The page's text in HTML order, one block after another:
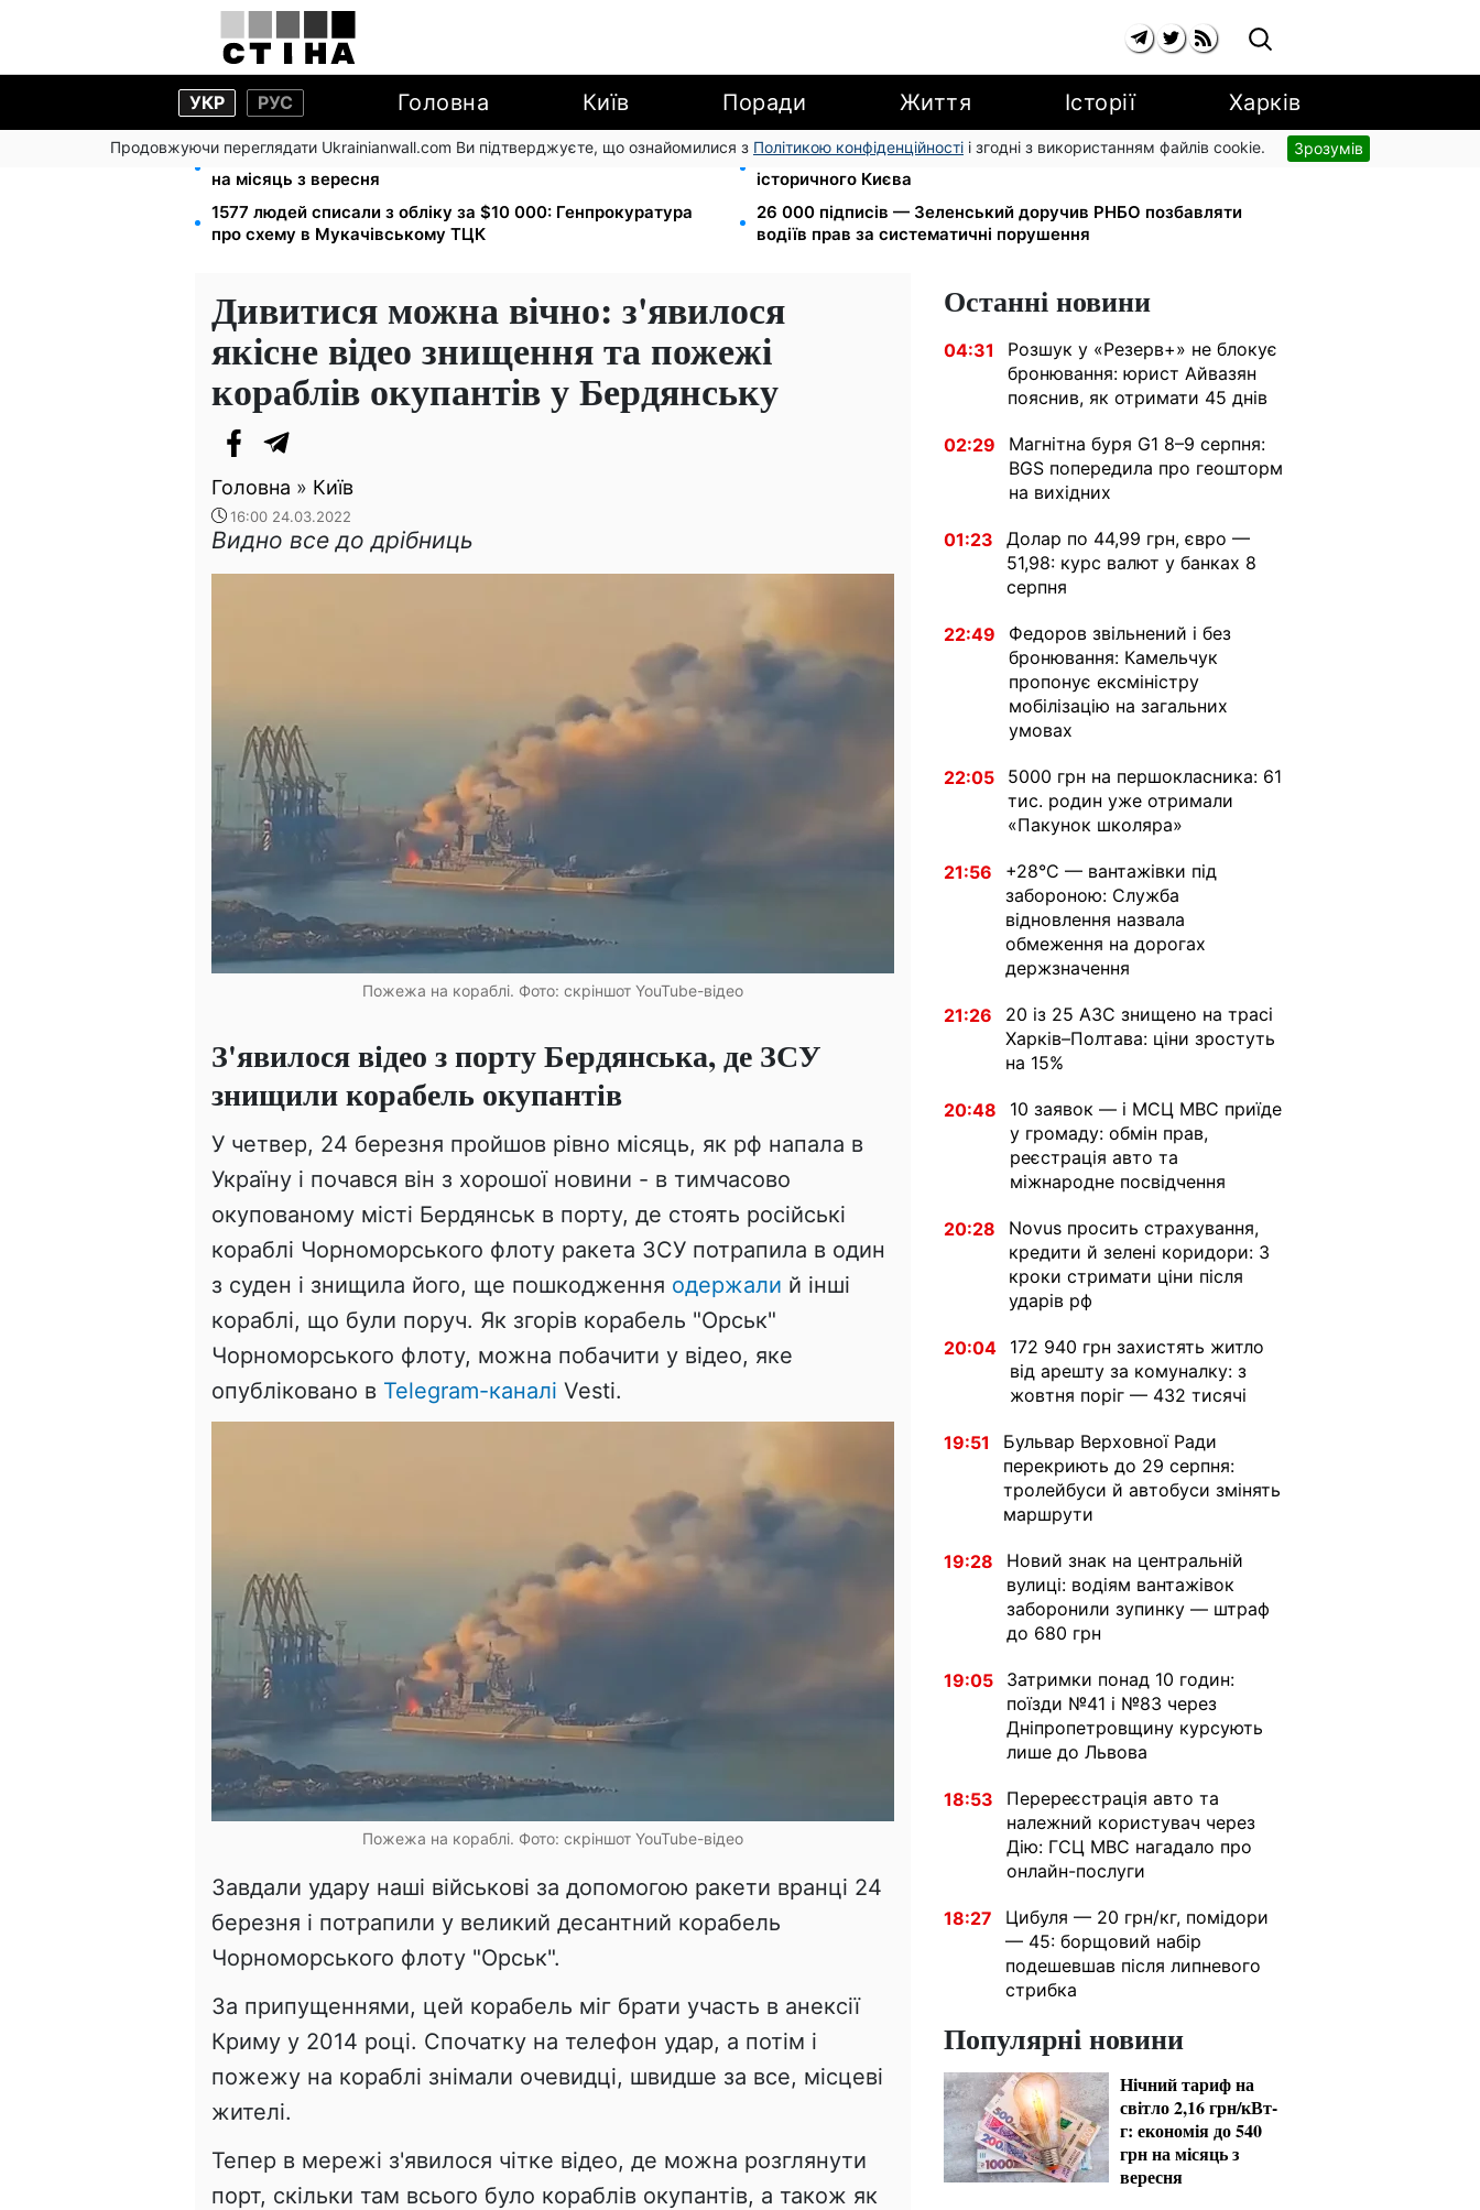
УКР РУС Головна Київ Поради Життя Історії Харків
Продовжуючи переглядати Ukrainianwall.com Ви підтверджуєте, що ознайомилися з Політикою конфіденційності і згодні з використанням файлів cookie. Зрозумів
Нічний тариф на світло 2,16 грн/кВт-г: економія до 540 грн
на місяць з вересня
Чи може Поштова площа стати головною точкою входу до
історичного Києва
1577 людей списали з обліку за $10 000: Генпрокуратура
про схему в Мукачівському ТЦК
26 000 підписів — Зеленський доручив РНБО позбавляти
водіїв прав за систематичні порушення
Дивитися можна вічно: з'явилося
якісне відео знищення та пожежі
кораблів окупантів у Бердянську
Головна » Київ
16:00 24.03.2022
Видно все до дрібниць
Пожежа на кораблі. Фото: скріншот YouTube-відео
З'явилося відео з порту Бердянська, де ЗСУ
знищили корабель окупантів
У четвер, 24 березня пройшов рівно місяць, як рф напала в
Україну і почався він з хорошої новини - в тимчасово
окупованому місті Бердянськ в порту, де стоять російські
кораблі Чорноморського флоту ракета ЗСУ потрапила в один
з суден і знищила його, ще пошкодження одержали й інші
кораблі, що були поруч. Як згорів корабель "Орськ"
Чорноморського флоту, можна побачити у відео, яке
опубліковано в Telegram-каналі Vesti.
Пожежа на кораблі. Фото: скріншот YouTube-відео
Завдали удару наші військові за допомогою ракети вранці 24
березня і потрапили у великий десантний корабель
Чорноморського флоту "Орськ".
За припущеннями, цей корабель міг брати участь в анексії
Криму у 2014 році. Спочатку на телефон удар, а потім і
пожежу на кораблі знімали очевидці, швидше за все, місцеві
жителі.
Тепер в мережі з'явилося чітке відео, де можна розглянути
порт, скільки там всього було кораблів окупантів, а також як
Останні новини
04:31
Розшук у «Резерв+» не блокує
бронювання: юрист Айвазян
пояснив, як отримати 45 днів
02:29
Магнітна буря G1 8–9 серпня:
BGS попередила про геошторм
на вихідних
01:23
Долар по 44,99 грн, євро —
51,98: курс валют у банках 8
серпня
22:49
Федоров звільнений і без
бронювання: Камельчук
пропонує ексміністру
мобілізацію на загальних
умовах
22:05
5000 грн на першокласника: 61
тис. родин уже отримали
«Пакунок школяра»
21:56
+28°C — вантажівки під
забороною: Служба
відновлення назвала
обмеження на дорогах
держзначення
21:26
20 із 25 АЗС знищено на трасі
Харків–Полтава: ціни зростуть
на 15%
20:48
10 заявок — і МСЦ МВС приїде
у громаду: обмін прав,
реєстрація авто та
міжнародне посвідчення
20:28
Novus просить страхування,
кредити й зелені коридори: 3
кроки стримати ціни після
ударів рф
20:04
172 940 грн захистять житло
від арешту за комуналку: з
жовтня поріг — 432 тисячі
19:51
Бульвар Верховної Ради
перекриють до 29 серпня:
тролейбуси й автобуси змінять
маршрути
19:28
Новий знак на центральній
вулиці: водіям вантажівок
заборонили зупинку — штраф
до 680 грн
19:05
Затримки понад 10 годин:
поїзди №41 і №83 через
Дніпропетровщину курсують
лише до Львова
18:53
Перереєстрація авто та
належний користувач через
Дію: ГСЦ МВС нагадало про
онлайн-послуги
18:27
Цибуля — 20 грн/кг, помідори
— 45: борщовий набір
подешевшав після липневого
стрибка
Популярні новини
Нічний тариф на
світло 2,16 грн/кВт-
г: економія до 540
грн на місяць з
вересня